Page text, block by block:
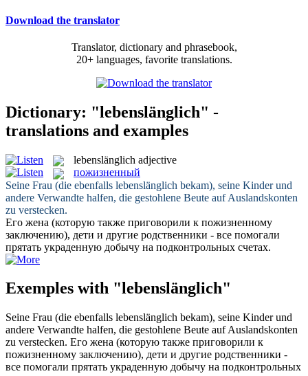
Download the translator
Translator, dictionary and phrasebook,
20+ languages, favorite translations.
Dictionary: "lebenslänglich" -
translations and examples
lebenslänglich adjective
пожизненный
Seine Frau (die ebenfalls lebenslänglich bekam), seine Kinder und
andere Verwandte halfen, die gestohlene Beute auf Auslandskonten
zu verstecken.
Его жена (которую также приговорили к пожизненному
заключению), дети и другие родственники - все помогали
прятать украденную добычу на подконтрольных счетах.
Exemples with "lebenslänglich"
Seine Frau (die ebenfalls lebenslänglich bekam), seine Kinder und
andere Verwandte halfen, die gestohlene Beute auf Auslandskonten
zu verstecken. Его жена (которую также приговорили к
пожизненному заключению), дети и другие родственники -
все помогали прятать украденную добычу на подконтрольных